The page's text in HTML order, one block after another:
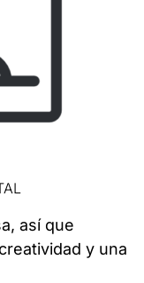
así que
y una